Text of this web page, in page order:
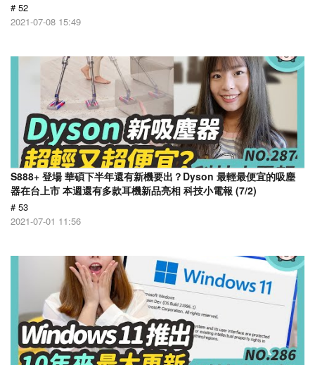
# 52
2021-07-08 15:49
S888+ 登場 華碩下半年還有新機要出？Dyson 最輕最便宜的吸塵
器在台上市 本週還有多款耳機新品亮相 科技小電報 (7/2)
# 53
2021-07-01 11:56